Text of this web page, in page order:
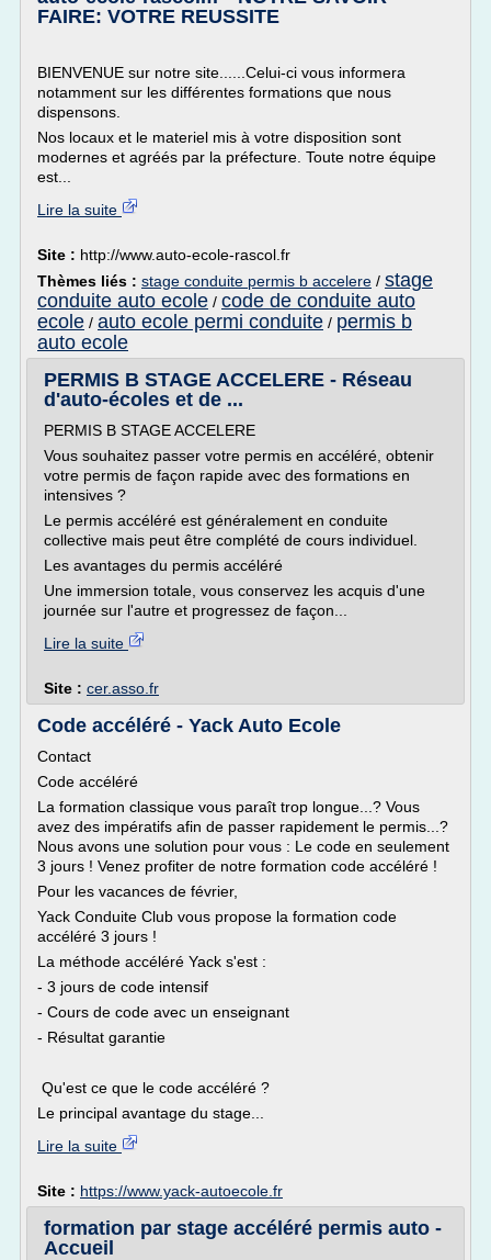
FAIRE: VOTRE REUSSITE
BIENVENUE sur notre site......Celui-ci vous informera
notamment sur les différentes formations que nous
dispensons.
Nos locaux et le materiel mis à votre disposition sont
modernes et agréés par la préfecture. Toute notre équipe
est...
Lire la suite
Site : http://www.auto-ecole-rascol.fr
Thèmes liés : stage conduite permis b accelere / stage
conduite auto ecole / code de conduite auto
ecole / auto ecole permi conduite / permis b
auto ecole
PERMIS B STAGE ACCELERE - Réseau
d'auto-écoles et de ...
PERMIS B STAGE ACCELERE
Vous souhaitez passer votre permis en accéléré, obtenir
votre permis de façon rapide avec des formations en
intensives ?
Le permis accéléré est généralement en conduite
collective mais peut être complété de cours individuel.
Les avantages du permis accéléré
Une immersion totale, vous conservez les acquis d'une
journée sur l'autre et progressez de façon...
Lire la suite
Site : cer.asso.fr
Code accéléré - Yack Auto Ecole
Contact
Code accéléré
La formation classique vous paraît trop longue...? Vous
avez des impératifs afin de passer rapidement le permis...?
Nous avons une solution pour vous : Le code en seulement
3 jours ! Venez profiter de notre formation code accéléré !
Pour les vacances de février,
Yack Conduite Club vous propose la formation code
accéléré 3 jours !
La méthode accéléré Yack s'est :
- 3 jours de code intensif
- Cours de code avec un enseignant
- Résultat garantie
Qu'est ce que le code accéléré ?
Le principal avantage du stage...
Lire la suite
Site : https://www.yack-autoecole.fr
formation par stage accéléré permis auto -
Accueil